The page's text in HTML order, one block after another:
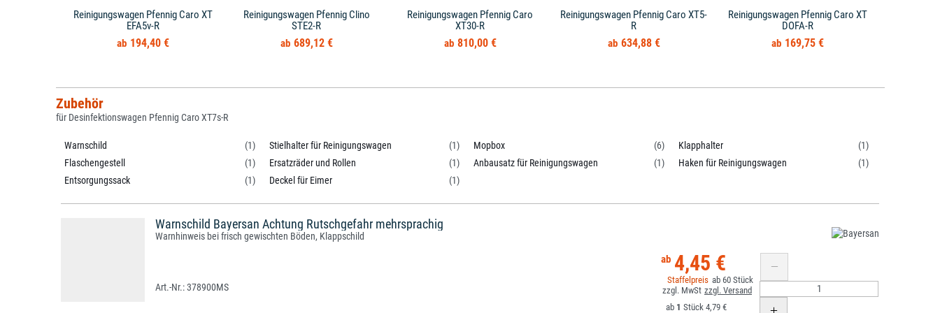
Reinigungswagen Pfennig Caro XT
EFA5v-R
194,40 €
Reinigungswagen Pfennig Clino
STE2-R
689,12 €
Reinigungswagen Pfennig Caro
XT30-R
810,00 €
Reinigungswagen Pfennig Caro XT5-
R
634,88 €
Reinigungswagen Pfennig Caro XT
DOFA-R
169,75 €
Zubehör
für Desinfektionswagen Pfennig Caro XT7s-R
Warnschild (1) Stielhalter für Reinigungswagen (1) Mopbox (6) Klapphalter
(1)
Flaschengestell
(1) Ersatzräder und Rollen (1) Anbausatz für Reinigungswagen (1) Haken für Reinigungswagen
(1)
Entsorgungssack
(1) Deckel für Eimer (1)
Warnschild Bayersan Achtung Rutschgefahr mehrsprachig
Warnhinweis bei frisch gewischten Böden, Klappschild
378900MS
4,45 €
60
1
4,79 €